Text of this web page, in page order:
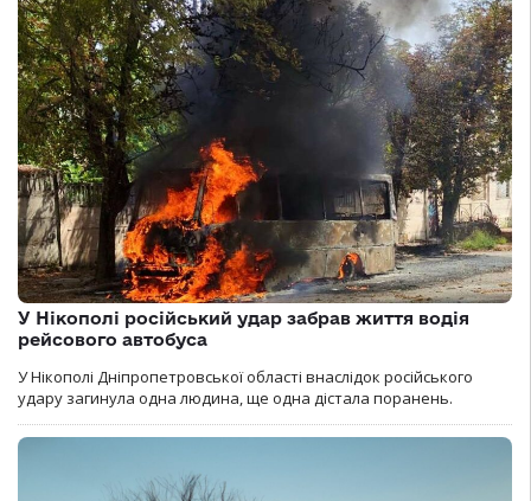
У Нікополі російський удар забрав життя водія
рейсового автобуса
У Нікополі Дніпропетровської області внаслідок російського
удару загинула одна людина, ще одна дістала поранень.